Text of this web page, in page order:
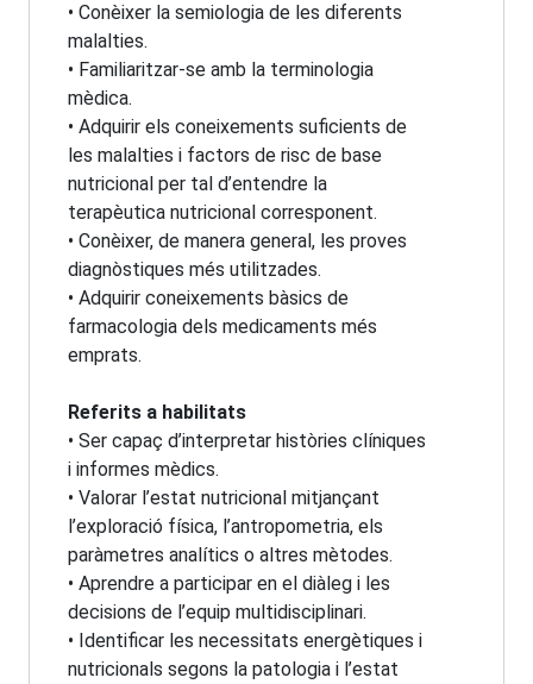
• Conèixer la semiologia de les diferents
malalties.
• Familiaritzar-se amb la terminologia
mèdica.
• Adquirir els coneixements suficients de
les malalties i factors de risc de base
nutricional per tal d’entendre la
terapèutica nutricional corresponent.
• Conèixer, de manera general, les proves
diagnòstiques més utilitzades.
• Adquirir coneixements bàsics de
farmacologia dels medicaments més
emprats.
Referits a habilitats
• Ser capaç d’interpretar històries clíniques
i informes mèdics.
• Valorar l’estat nutricional mitjançant
l’exploració física, l’antropometria, els
paràmetres analítics o altres mètodes.
• Aprendre a participar en el diàleg i les
decisions de l’equip multidisciplinari.
• Identificar les necessitats energètiques i
nutricionals segons la patologia i l’estat